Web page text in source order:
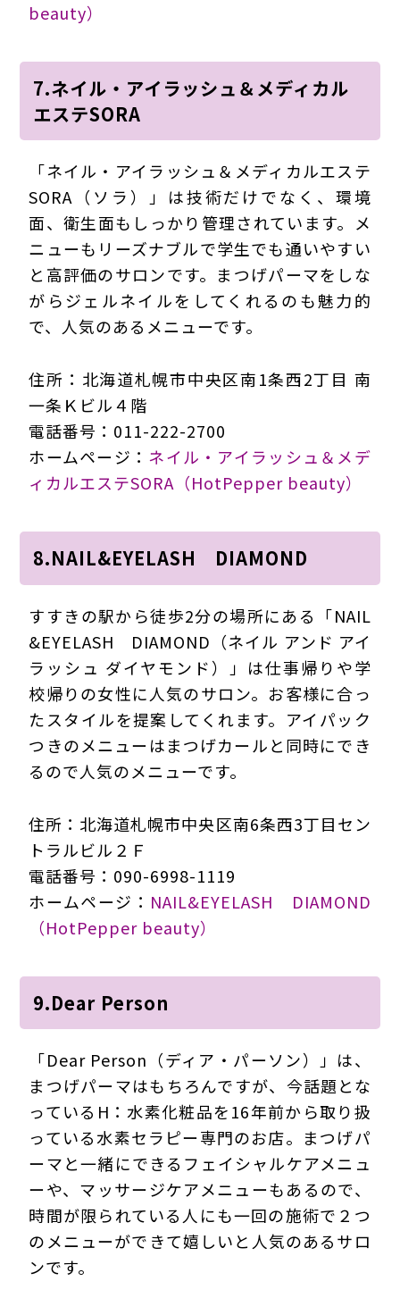
beauty）
7.ネイル・アイラッシュ＆メディカル
エステSORA
「ネイル・アイラッシュ＆メディカルエステ
SORA（ソラ）」は技術だけでなく、環境
面、衛生面もしっかり管理されています。メ
ニューもリーズナブルで学生でも通いやすい
と高評価のサロンです。まつげパーマをしな
がらジェルネイルをしてくれるのも魅力的
で、人気のあるメニューです。
住所：北海道札幌市中央区南1条西2丁目 南
一条Ｋビル４階
電話番号：011-222-2700
ホームページ： ネイル・アイラッシュ＆メデ
ィカルエステSORA（HotPepper beauty）
8.NAIL&EYELASH DIAMOND
すすきの駅から徒歩2分の場所にある「NAIL
&EYELASH DIAMOND（ネイル アンド アイ
ラッシュ ダイヤモンド）」は仕事帰りや学
校帰りの女性に人気のサロン。お客様に合っ
たスタイルを提案してくれます。アイパック
つきのメニューはまつげカールと同時にでき
るので人気のメニューです。
住所：北海道札幌市中央区南6条西3丁目セン
トラルビル２Ｆ
電話番号：090-6998-1119
ホームページ： NAIL&EYELASH DIAMOND
（HotPepper beauty）
9.Dear Person
「Dear Person（ディア・パーソン）」は、
まつげパーマはもちろんですが、今話題とな
っているH：水素化粧品を16年前から取り扱
っている水素セラピー専門のお店。まつげパ
ーマと一緒にできるフェイシャルケアメニュ
ーや、マッサージケアメニューもあるので、
時間が限られている人にも一回の施術で２つ
のメニューができて嬉しいと人気のあるサロ
ンです。